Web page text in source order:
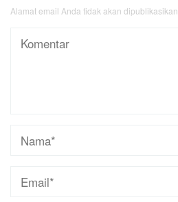
Alamat email Anda tidak akan dipublikasikan.